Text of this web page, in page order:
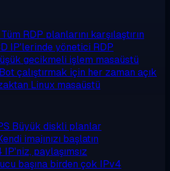
Tüm RDP planlarını karşılaştırın
IP'lerinde yönetici RDP
gecikmeli işlem masaüstü
Bot çalıştırmak için her zaman açık
Linux masaüstü
Büyük diskli planlar
imajınızı başlatın
IP'niz, paylaşımsız
başına birden çok IPv4